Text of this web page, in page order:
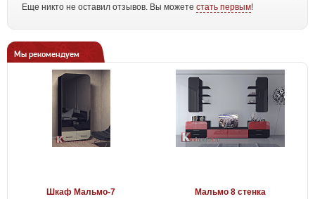
Еще никто не оставил отзывов. Вы можете стать первым!
Мы рекомендуем
Шкаф Мальмо-7 Мальмо 8 стенка